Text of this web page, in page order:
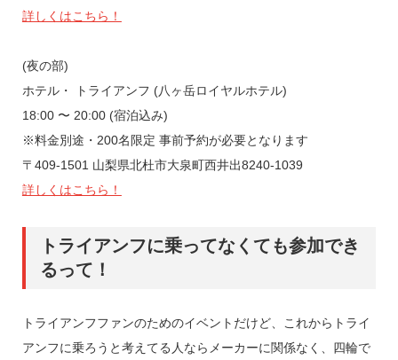
詳しくはこちら！
(夜の部)
ホテル・ トライアンフ (八ヶ岳ロイヤルホテル)
18:00 〜 20:00 (宿泊込み)
※料金別途・200名限定 事前予約が必要となります
〒409-1501 山梨県北杜市大泉町西井出8240-1039
詳しくはこちら！
トライアンフに乗ってなくても参加でき
るって！
トライアンフファンのためのイベントだけど、これからトライ
アンフに乗ろうと考えてる人ならメーカーに関係なく、四輪で